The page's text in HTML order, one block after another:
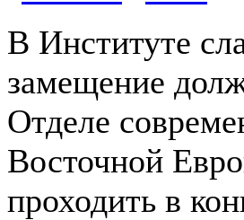
В Институте
замещение
Отделе
Восточной
проходить в